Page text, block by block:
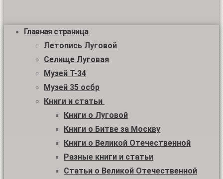
Главная страница
Летопись Луговой
Селище Луговая
Музей Т-34
Музей 35 осбр
Книги и статьи
Книги о Луговой
Книги о Битве за Москву
Книги о Великой Отечественной
Разные книги и статьи
Статьи о Великой Отечественной